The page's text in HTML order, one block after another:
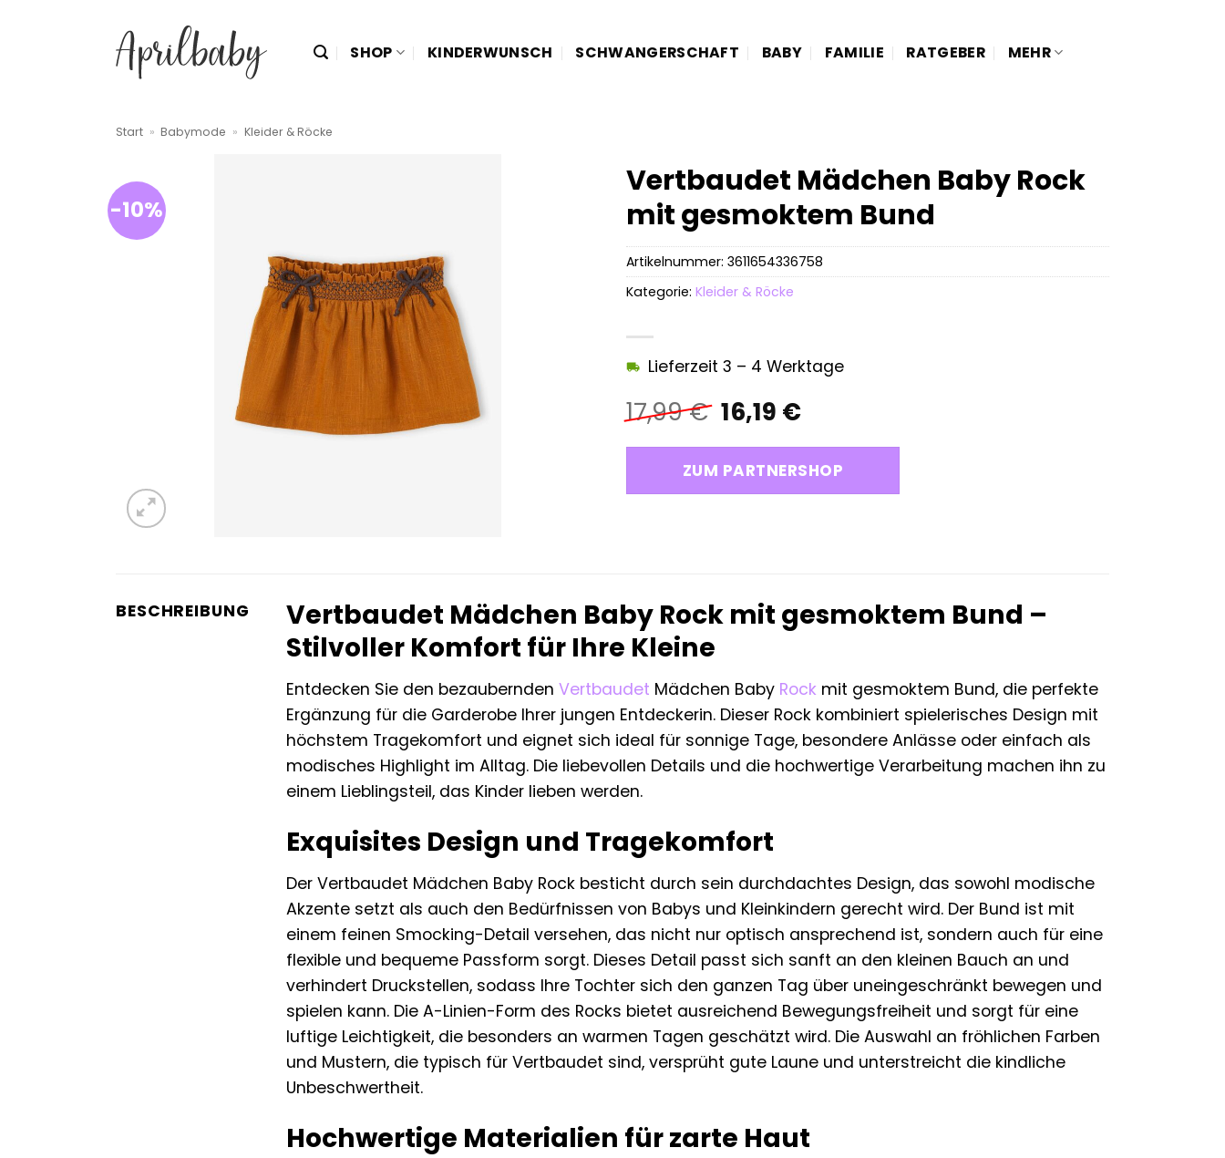
SHOP KINDERWUNSCH SCHWANGERSCHAFT BABY FAMILIE RATGEBER MEHR
Start » Babymode » Kleider & Röcke
-10%
Vertbaudet Mädchen Baby Rock
mit gesmoktem Bund
17,99€ Ursprünglicher
Preis
war:
17,99 €
16,19 €Aktueller
ist:
16,19 €.
Lieferzeit 3 – 4 Werktage
ZUM PARTNERSHOP
Artikelnummer: 3611654336758
Kategorie: Kleider & Röcke
BESCHREIBUNG
Vertbaudet Mädchen Baby Rock mit gesmoktem Bund –
Stilvoller Komfort für Ihre Kleine
Entdecken Sie den bezaubernden Vertbaudet Mädchen Baby Rockmit gesmoktem Bund, die perfekte
Ergänzung für die Garderobe Ihrer jungen Entdeckerin. Dieser Rock kombiniert spielerisches Design mit
höchstem Tragekomfort und eignet sich ideal für sonnige Tage, besondere Anlässe oder einfach als
modisches Highlight im Alltag. Die liebevollen Details und die hochwertige Verarbeitung machen ihn zu
einem Lieblingsteil, das Kinder lieben werden.
Exquisites Design und Tragekomfort
Der Vertbaudet Mädchen Baby Rock besticht durch sein durchdachtes Design, das sowohl modische
Akzente setzt als auch den Bedürfnissen von Babys und Kleinkindern gerecht wird. Der Bund ist mit
einem feinen Smocking-Detail versehen, das nicht nur optisch ansprechend ist, sondern auch für eine
flexible und bequeme Passform sorgt. Dieses Detail passt sich sanft an den kleinen Bauch an und
verhindert Druckstellen, sodass Ihre Tochter sich den ganzen Tag über uneingeschränkt bewegen und
spielen kann. Die A-Linien-Form des Rocks bietet ausreichend Bewegungsfreiheit und sorgt für eine
luftige Leichtigkeit, die besonders an warmen Tagen geschätzt wird. Die Auswahl an fröhlichen Farben
und Mustern, die typisch für Vertbaudet sind, versprüht gute Laune und unterstreicht die kindliche
Unbeschwertheit.
Hochwertige Materialien für zarte Haut